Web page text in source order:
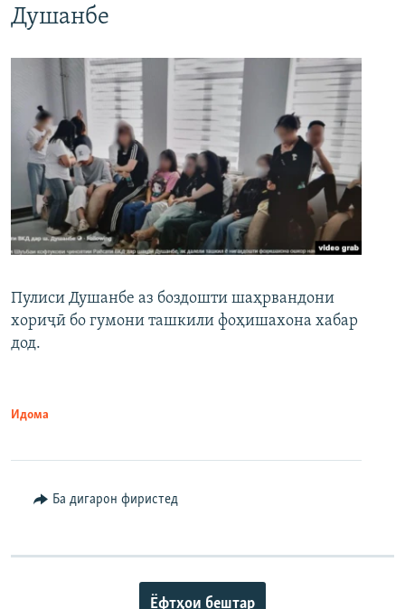
Душанбе
Пулиси Душанбе аз боздошти шаҳрвандони
хориҷӣ бо гумони ташкили фоҳишахона хабар
дод.
Идома
Ба дигарон фиристед
Ёфтҳои бештар